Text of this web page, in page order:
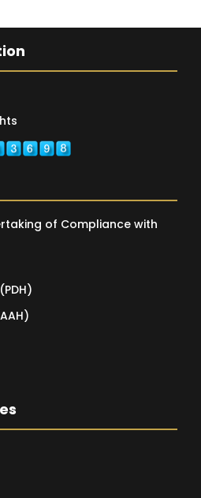
of Compliance with